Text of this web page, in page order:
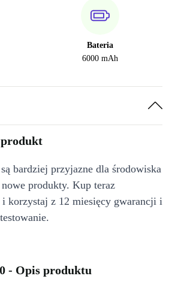
Bateria
6000 mAh
bardziej przyjazne dla środowiska
produkty. Kup teraz
i korzystaj z 12 miesięcy gwarancji i
- Opis produktu